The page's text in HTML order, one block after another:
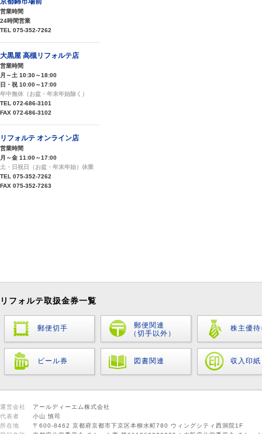
営業時間
24時間営業
TEL 075-352-7262
大黒屋 高槻リフォルテ店
営業時間
月～土 10:30～18:00
日・祝 10:00～17:00
年中無休（お盆・年末年始除く）
TEL 072-686-3101
FAX 072-686-3102
リフォルテ オンライン店
営業時間
月～金 11:00～17:00
土・日祝日（お盆・年末年始）休業
TEL 075-352-7262
FAX 075-352-7263
リフォルテ取扱金券一覧
郵便切手
郵便関連
（切手以外）
株主優
ビール券 図書関連 収入印紙
運営会社
アールディーエム株式会社
代表者
小山 慎司
所在地
〒600-8462 京都府京都市下京区本柳水町780 ウィングシティ西洞院1F